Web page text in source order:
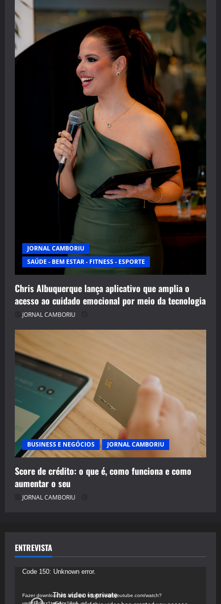
JORNAL CAMBORIU
SAÚDE - BEM ESTAR - FITNESS - ESPORTE
Chris Albuquerque lança aplicativo que amplia o
acesso ao cuidado emocional por meio da tecnologia
JORNAL CAMBORIU
BUSINESS E NEGÓCIOS JORNAL CAMBORIU
Score de crédito: o que é, como funciona e como
aumentar o seu
JORNAL CAMBORIU
ENTREVISTA
Tocador
vídeo
Code 150: Unknown error.
Fazer download do arquivo: https://www.youtube.com/watch?